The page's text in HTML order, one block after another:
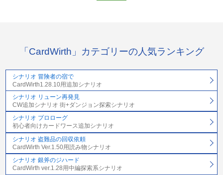
「CardWirth」カテゴリーの人気ランキング
シナリオ 冒険者の宿で
CardWirth1.28.10用追加シナリオ
シナリオ リューン再発見
CW追加シナリオ 街+ダンジョン探索シナリオ
シナリオ プロローグ
初心者向けカードワース追加シナリオ
シナリオ 盗難品の回収依頼
CardWirth Ver.1.50用読み物シナリオ
シナリオ 銀斧のジハード
CardWirth ver.1.28用中編探索系シナリオ